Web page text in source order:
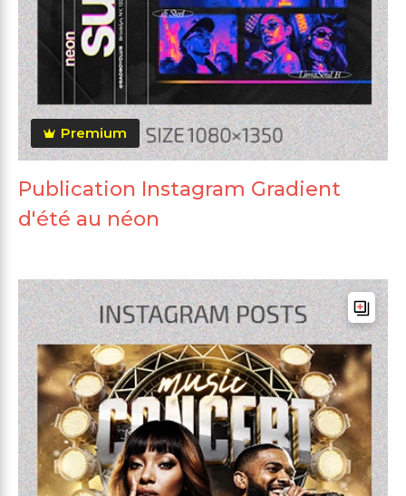
Premium
Publication Instagram Gradient
d'été au néon